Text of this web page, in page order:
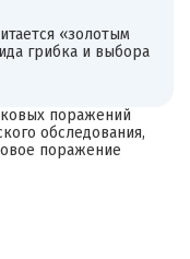
«золотым
грибка и выбора
поражений
обследования,
поражение